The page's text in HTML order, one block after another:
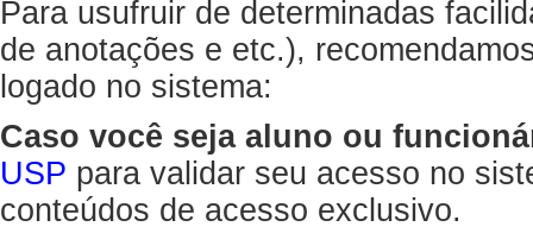
Para usufruir de determinadas
de anotações e etc.),
logado no sistema:
Caso você seja aluno ou
USP para validar seu acesso no
conteúdos de acesso exclusivo.